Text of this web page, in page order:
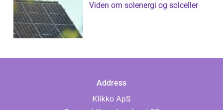
Viden om solenergi og solceller
Address